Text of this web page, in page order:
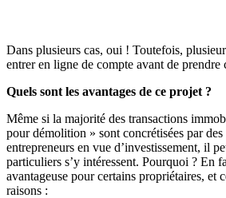
Dans plusieurs cas, oui ! Toutefois,
entrer en ligne de compte avant de prendre
Quels sont les avantages de ce projet ?
Même si la majorité des transactions
pour démolition » sont concrétisées par
entrepreneurs en vue d’investissement, il
particuliers s’y intéressent. Pourquoi ? En
avantageuse pour certains propriétaires, et
raisons :